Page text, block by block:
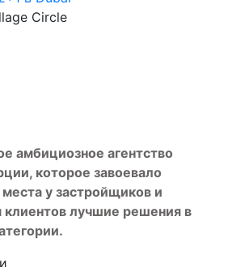
Circle
амбициозное агентство
которое завоевало
у застройщиков и
лучшие решения в